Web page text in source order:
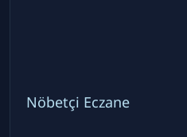
Nöbetçi Eczane